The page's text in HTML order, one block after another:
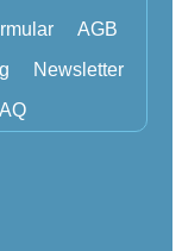
AGB
Newsletter